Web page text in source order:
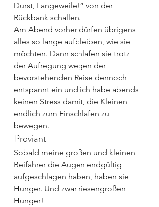
Durst, Langeweile!“ von der
Rückbank schallen.
Am Abend vorher dürfen übrigens
alles so lange aufbleiben, wie sie
möchten. Dann schlafen sie trotz
der Aufregung wegen der
bevorstehenden Reise dennoch
entspannt ein und ich habe abends
keinen Stress damit, die Kleinen
endlich zum Einschlafen zu
bewegen.
Proviant
Sobald meine großen und kleinen
Beifahrer die Augen endgültig
aufgeschlagen haben, haben sie
Hunger. Und zwar riesengroßen
Hunger!